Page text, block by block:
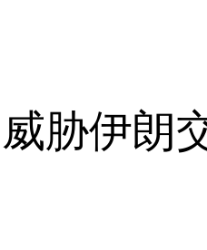
胁伊朗